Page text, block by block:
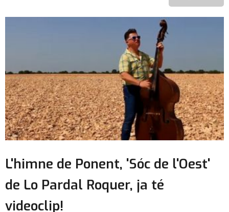
L'himne de Ponent, 'Sóc de l'Oest'
de Lo Pardal Roquer, ja té
videoclip!